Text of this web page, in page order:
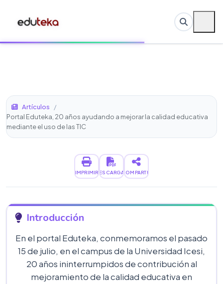
Artículos
/
Portal Eduteka, 20 años ayudando a mejorar la calidad educativa
mediante el uso de las TIC
IMPRIMIRDESCARGARCOMPARTIR
Introducción
En el portal Eduteka, conmemoramos el pasado
15 de julio, en el campus de la Universidad Icesi,
20 años ininterrumpidos de contribución al
mejoramiento de la calidad educativa en